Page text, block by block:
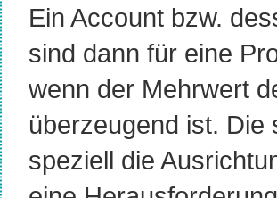
Ein Account bzw.
sind dann für eine
wenn der Mehrwert
überzeugend ist. Die
speziell die